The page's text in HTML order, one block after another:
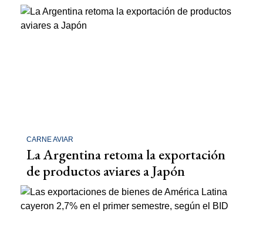
CARNE AVIAR
La Argentina retoma la exportación
de productos aviares a Japón